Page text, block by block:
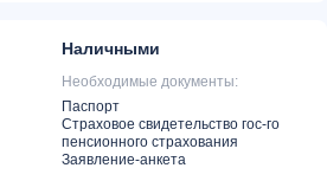
Наличными
Необходимые документы:
Паспорт
Страховое свидетельство гос-го
пенсионного страхования
Заявление-анкета